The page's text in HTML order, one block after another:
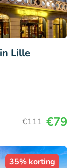
Lille
€111 €79
35% korting